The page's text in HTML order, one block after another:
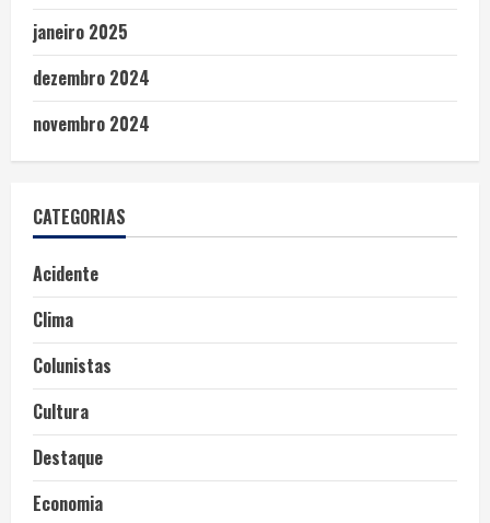
janeiro 2025
dezembro 2024
novembro 2024
CATEGORIAS
Acidente
Clima
Colunistas
Cultura
Destaque
Economia